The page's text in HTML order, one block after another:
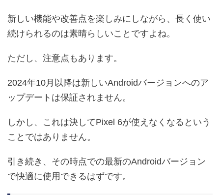
新しい機能や改善点を楽しみにしながら、長く使い
続けられるのは素晴らしいことですよね。
ただし、注意点もあります。
2024年10月以降は新しいAndroidバージョンへのア
ップデートは保証されません。
しかし、これは決してPixel 6が使えなくなるという
ことではありません。
引き続き、その時点での最新のAndroidバージョン
で快適に使用できるはずです。